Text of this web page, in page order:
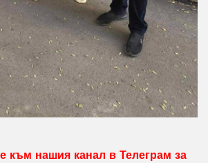
към нашия канал в Телеграм за